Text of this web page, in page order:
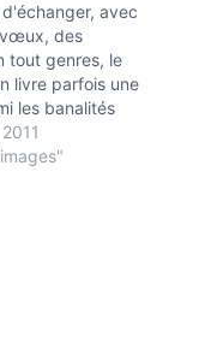
avec
des
tout genres, le
livre parfois une
les banalités
Michel
directeur